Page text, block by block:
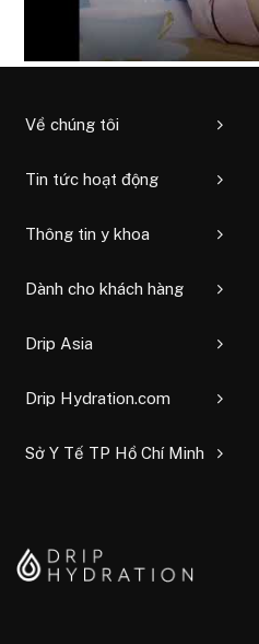
Về chúng tôi
Tin tức hoạt động
Thông tin y khoa
Dành cho khách hàng
Drip Asia
Drip Hydration.com
Sở Y Tế TP Hồ Chí Minh